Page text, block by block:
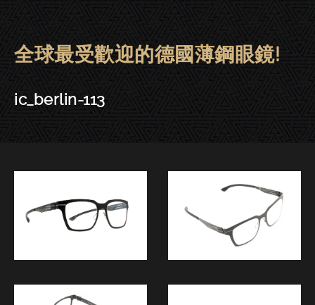
ic! berlin眼鏡 | 東門－ic_berlin-
全球最受歡迎的德國薄鋼眼鏡!
ic_berlin-113